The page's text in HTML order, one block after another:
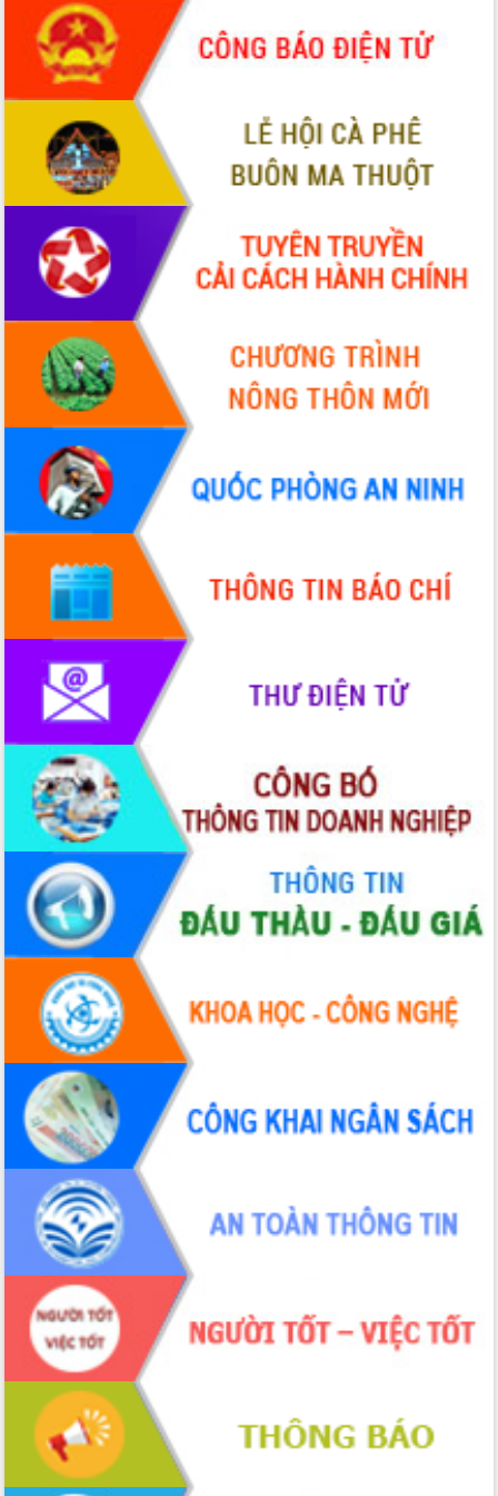
du khách thông qua Hệ thống cơ sở dữ
liệu và Bản đồ số
Tập huấn ứng dụng trí tuệ nhân tạo (AI)
trong thương mại điện tử năm 2026
Đoàn đại biểu Quốc hội tỉnh Đắk Lắk
trao đổi thông tin trước Kỳ họp thứ
nhất, Quốc hội khóa XVI
Quyết liệt cải cách hành chính, khơi
thông nguồn lực phát triển
Nâng cao hiệu lực, hiệu quả HĐND
tỉnh thông qua hiện đại hóa hành chính
Xã Ea Phê gắn cải cách hành chính với
chuyển đổi số
Phó Chủ tịch Thường trực UBND tỉnh
Hồ Thị Nguyên Thảo làm việc tại Trung
tâm Phục vụ hành chính công xã Ea
Xây dựng nền hành chính số đồng
hành cùng nông dân dân, doanh nghiệp
Giai đoạn 2026-2030, Đắk Lắk phấn
đấu có 77% xã đạt chuẩn nông thôn
Chuyển đổi số 'mở đường' cho nông
nghiệp Đắk Lắk tăng trưởng bứt phá
Triển khai đồng bộ đo đạc, lập hồ sơ
địa chính, hoàn thiện cơ sở dữ liệu đất
đai
Ứng dụng sinh trắc học - Bước tiến
trong hành trình chuyển đổi số tại Đắk
Đắk Lắk nâng cao hiệu quả công tác
Đảng từ Sổ tay đảng viên điện tử
Đắk Lắk đẩy mạnh nuôi biển công
nghệ, hướng tới phát triển thủy sản
bền vững
Tập huấn nâng cao năng lực triển khai
chuyển đổi số cho cán bộ, công chức
cấp xã
Đắk Lắk phát động hưởng ứng Ngày
Quyền của người tiêu dùng Việt Nam
Đẩy mạnh cải cách hành chính, quyết
tâm đạt được mục tiêu tăng trưởng
hai con số trong năm 2026
Tổ chức trang trọng Lễ hội Đền thờ
Lương Văn Chánh năm 2026
Phó Bí thư Tỉnh ủy Đắk Lắk Đỗ Hữu
Huy giữ chức Bí thư Đảng ủy Ủy Ban
Nhân dân tỉnh
Bệnh án điện tử thúc đẩy chuyển đổi
số y tế tại Đắk Lắk
Chuyển đổi số thư viện: Mở rộng
không gian tri thức trong thời đại số
Đánh giá, rút kinh nghiệm công tác tổ
chức diễn tập trước ngày bầu cử
Chương trình “Gặp gỡ hữu nghị –
Friendship Meeting New Year 2026”
Bầu cử Quốc hội và HĐND: Cử tri Đắk
Lắk gửi gắm niềm tin, kỳ vọng vào lá
phiếu
Đắk Lắk sẵn sàng các điều kiện cho